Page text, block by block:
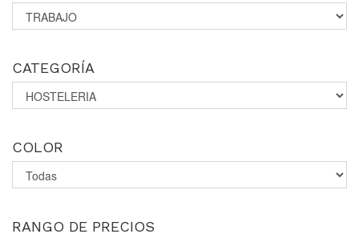
CATEGORÍA
COLOR
RANGO DE PRECIOS